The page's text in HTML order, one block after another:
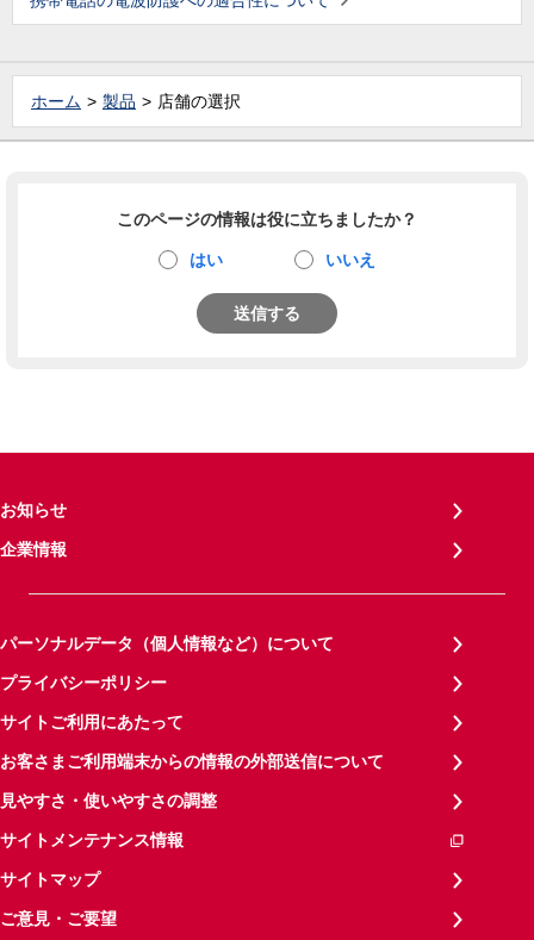
ホーム 製品 店舗の選択
このページの情報は役に立ちましたか？
はい いいえ
送信する
お知らせ
企業情報
パーソナルデータ（個人情報など）について
プライバシーポリシー
サイトご利用にあたって
お客さまご利用端末からの情報の外部送信について
見やすさ・使いやすさの調整
サイトメンテナンス情報
サイトマップ
ご意見・ご要望